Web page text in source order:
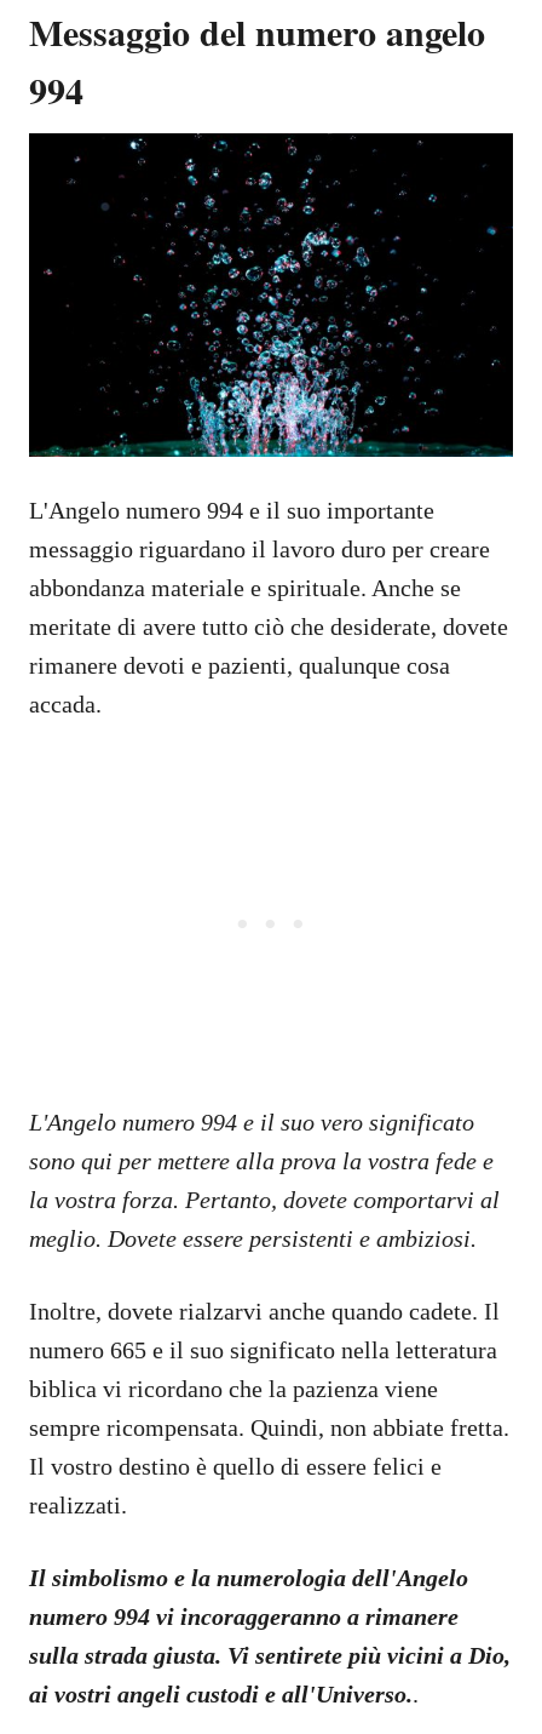
Messaggio del numero angelo
994
L'Angelo numero 994 e il suo importante
messaggio riguardano il lavoro duro per creare
abbondanza materiale e spirituale. Anche se
meritate di avere tutto ciò che desiderate, dovete
rimanere devoti e pazienti, qualunque cosa
accada.
L'Angelo numero 994 e il suo vero significato
sono qui per mettere alla prova la vostra fede e
la vostra forza. Pertanto, dovete comportarvi al
meglio. Dovete essere persistenti e ambiziosi.
Inoltre, dovete rialzarvi anche quando cadete. Il
numero 665 e il suo significato nella letteratura
biblica vi ricordano che la pazienza viene
sempre ricompensata. Quindi, non abbiate fretta.
Il vostro destino è quello di essere felici e
realizzati.
Il simbolismo e la numerologia dell'Angelo
numero 994 vi incoraggeranno a rimanere
sulla strada giusta. Vi sentirete più vicini a Dio,
ai vostri angeli custodi e all'Universo..